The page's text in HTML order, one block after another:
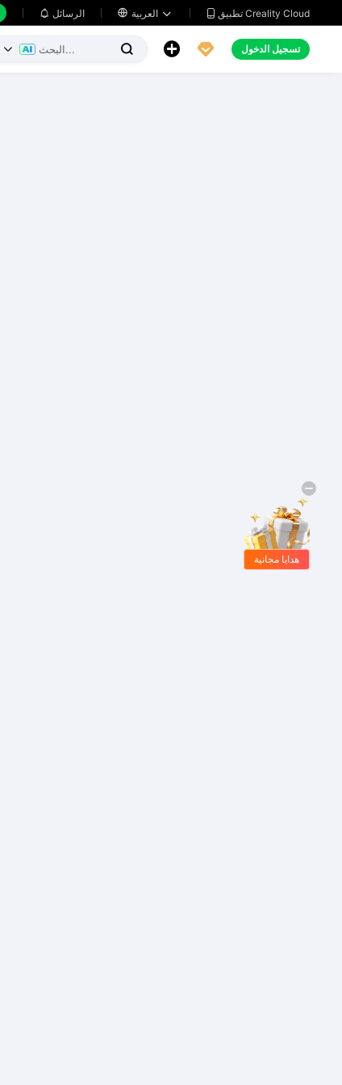
 الرسائل    تطبيق Creality Cloud
    تسجيل الدخول
هدايا مجانية